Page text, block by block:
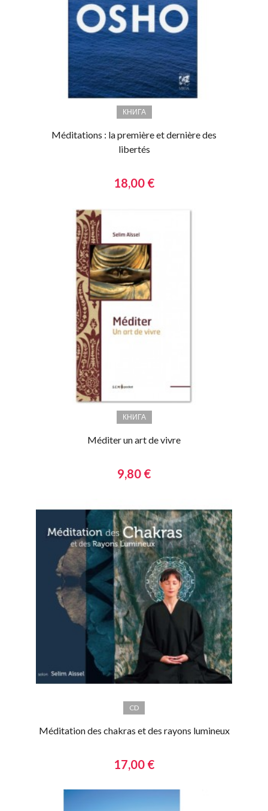
КНИГА
Méditations : la première et dernière des
libertés
18,00 €
КНИГА
Méditer un art de vivre
9,80 €
CD
Méditation des chakras et des rayons lumineux
17,00 €